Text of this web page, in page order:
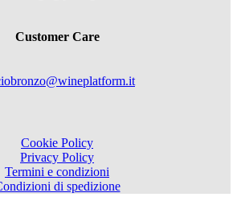
Customer Care
Cookie Policy
Privacy Policy
Termini e condizioni
di spedizione